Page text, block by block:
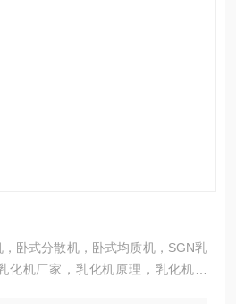
卧式分散机，卧式均质机，SGN乳
化机厂家，乳化机原理，乳化机价